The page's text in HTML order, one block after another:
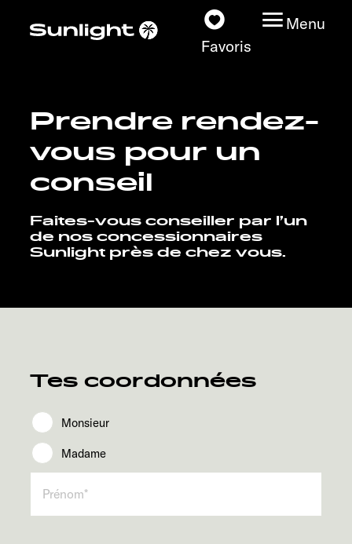
Favoris
Menu
Nos modèles
Configurateur
Recherchez votre
Sunlight
Prendre rendez-
vous pour un
conseil
Faites-vous conseiller par l’un
de nos concessionnaires
Sunlight près de chez vous.
Tes coordonnées
Monsieur
Madame